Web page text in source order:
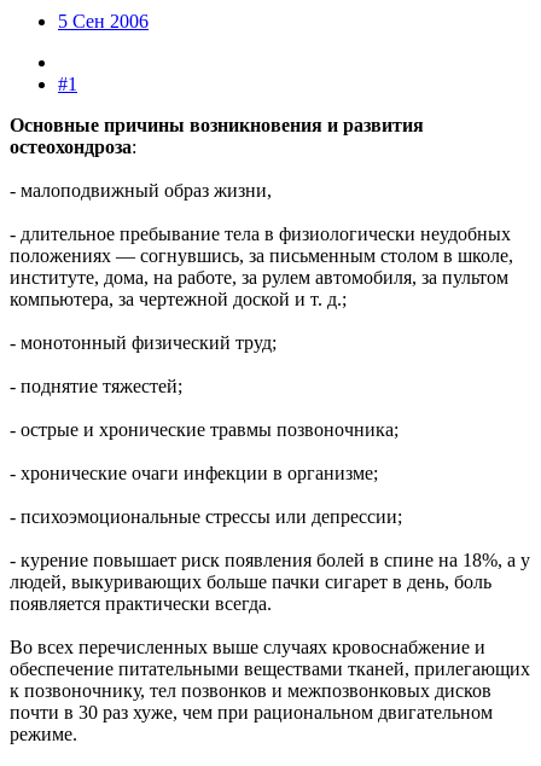
5 Сен 2006
#1
Основные причины возникновения и развития
остеохондроза:
- малоподвижный образ жизни,
- длительное пребывание тела в физиологически неудобных
положениях — согнувшись, за письменным столом в школе,
институте, дома, на работе, за рулем автомобиля, за пультом
компьютера, за чертежной доской и т. д.;
- монотонный физический труд;
- поднятие тяжестей;
- острые и хронические травмы позвоночника;
- хронические очаги инфекции в организме;
- психоэмоциональные стрессы или депрессии;
- курение повышает риск появления болей в спине на 18%, а у
людей, выкуривающих больше пачки сигарет в день, боль
появляется практически всегда.
Во всех перечисленных выше случаях кровоснабжение и
обеспечение питательными веществами тканей, прилегающих
к позвоночнику, тел позвонков и межпозвонковых дисков
почти в 30 раз хуже, чем при рациональном двигательном
режиме.